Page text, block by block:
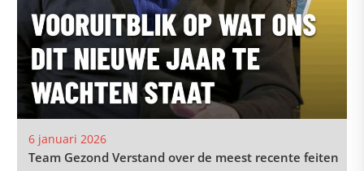
6 januari 2026
Team Gezond Verstand over de meest recente feiten